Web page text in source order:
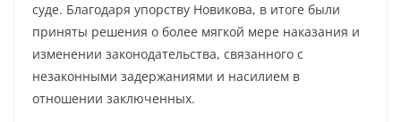
суде. Благодаря упорству Новикова, в итоге были
приняты решения о более мягкой мере наказания и
изменении законодательства, связанного с
незаконными задержаниями и насилием в
отношении заключенных.